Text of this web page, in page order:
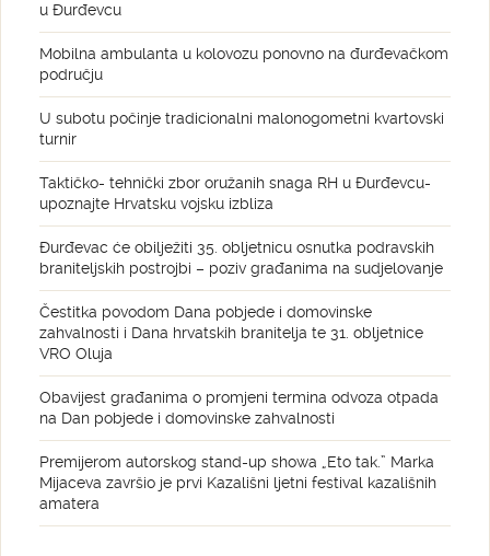
u Đurđevcu
Mobilna ambulanta u kolovozu ponovno na đurđevačkom
području
U subotu počinje tradicionalni malonogometni kvartovski
turnir
Taktičko- tehnički zbor oružanih snaga RH u Đurđevcu-
upoznajte Hrvatsku vojsku izbliza
Đurđevac će obilježiti 35. obljetnicu osnutka podravskih
braniteljskih postrojbi – poziv građanima na sudjelovanje
Čestitka povodom Dana pobjede i domovinske
zahvalnosti i Dana hrvatskih branitelja te 31. obljetnice
VRO Oluja
Obavijest građanima o promjeni termina odvoza otpada
na Dan pobjede i domovinske zahvalnosti
Premijerom autorskog stand-up showa „Eto tak.” Marka
Mijaceva završio je prvi Kazališni ljetni festival kazališnih
amatera